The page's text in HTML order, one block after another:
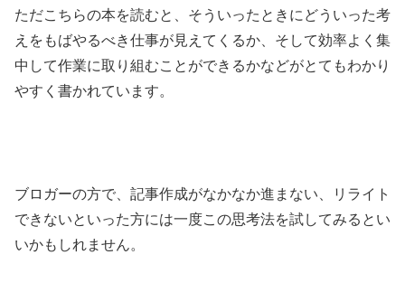
ただこちらの本を読むと、そういったときにどういった考
えをもばやるべき仕事が見えてくるか、そして効率よく集
中して作業に取り組むことができるかなどがとてもわかり
やすく書かれています。
ブロガーの方で、記事作成がなかなか進まない、リライト
できないといった方には一度この思考法を試してみるとい
いかもしれません。